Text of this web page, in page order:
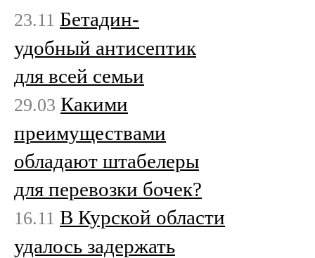
23.11 Бетадин-
удобный антисептик
для всей семьи
29.03 Какими
преимуществами
обладают штабелеры
для перевозки бочек?
16.11 В Курской области
удалось задержать